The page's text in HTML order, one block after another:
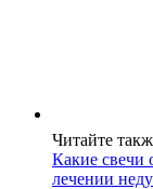
Читайте
Какие свечи
лечении